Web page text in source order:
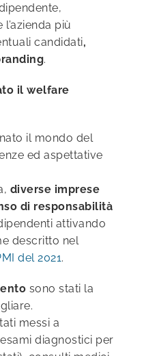
l’azienda più
candidati,
.
il welfare
il mondo del
ed aspettative
diverse imprese
di responsabilità
attivando
descritto nel
del 2021.
sono stati la
messi a
diagnostici per